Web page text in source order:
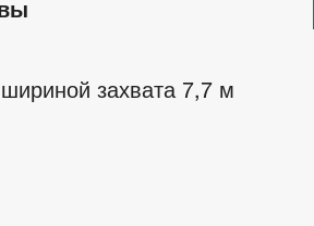
захвата 7,7 м